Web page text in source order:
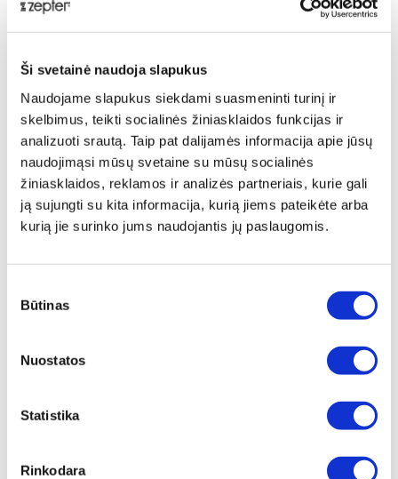
Ši svetainė naudoja slapukus
Naudojame slapukus siekdami suasmeninti turinį ir
skelbimus, teikti socialinės žiniasklaidos funkcijas ir
analizuoti srautą. Taip pat dalijamės informacija apie jūsų
naudojimąsi mūsų svetaine su mūsų socialinės
žiniasklaidos, reklamos ir analizės partneriais, kurie gali
ją sujungti su kita informacija, kurią jiems pateikėte arba
kurią jie surinko jums naudojantis jų paslaugomis.
pasirinkimas
Būtinas
Nuostatos
Statistika
Rinkodara
Netrukus turėsime sandėlyje!
Pasidalinti:
Aprašymas
Pristatymas
Techniniai duomenys
LP-REGSP
PREKĖS PAVADINIMAS
BENDRAS SVORIS [KG]